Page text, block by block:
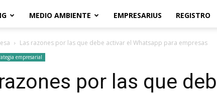
MEDIO AMBIENTE EMPRESARIUS REGISTRO
Las razones por las que debe activar el Whatsapp para empresas
empresarial
por las que